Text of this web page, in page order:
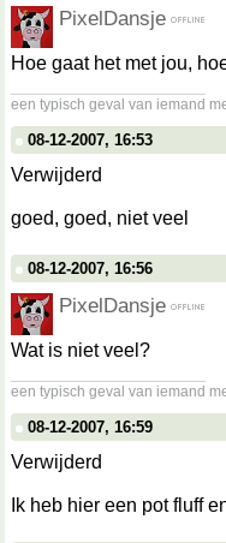
PixelDansje
Hoe gaat het met jou,
een typisch geval van iemand
08-12-2007, 16:53
Verwijderd
goed, goed, niet veel
08-12-2007, 16:56
PixelDansje
Wat is niet veel?
een typisch geval van iemand
08-12-2007, 16:59
Verwijderd
Ik heb hier een pot fluff